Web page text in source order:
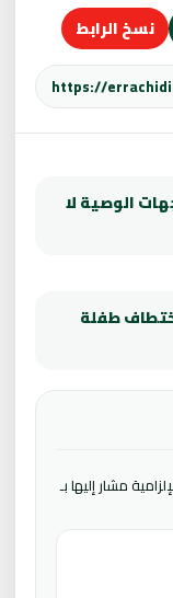
نسخ الرابط
الوصية لا
طفلة
مشار إليها بـ